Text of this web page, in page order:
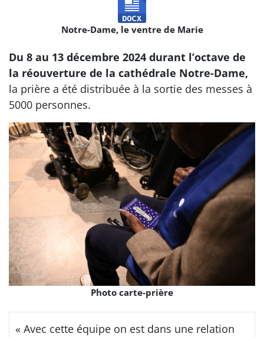
Notre-Dame, le ventre de Marie
Du 8 au 13 décembre 2024 durant l’octave de
la réouverture de la cathédrale Notre-Dame,
la prière a été distribuée à la sortie des messes à
5000 personnes.
Photo carte-prière
« Avec cette équipe on est dans une relation